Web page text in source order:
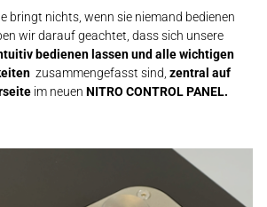
bringt nichts, wenn sie niemand bedienen
wir darauf geachtet, dass sich unsere
bedienen lassen und alle wichtigen
zusammengefasst sind, zentral auf
im neuen NITRO CONTROL PANEL.